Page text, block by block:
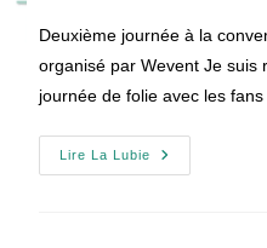
publication :
Deuxième journée à la
organisé par Wevent Je suis
journée de folie avec les
Lire La Lubie
Ian
Somerhalder